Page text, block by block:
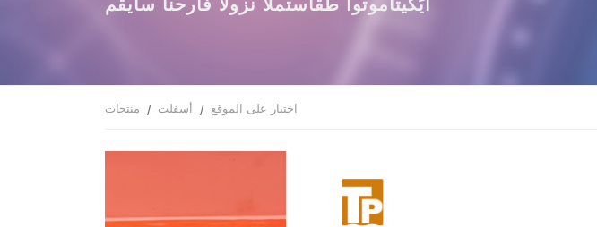
مقياس انحراف الوزن المتساقط أوتوماتيكيًا
منتجات أسفلت اختبار على الموقع